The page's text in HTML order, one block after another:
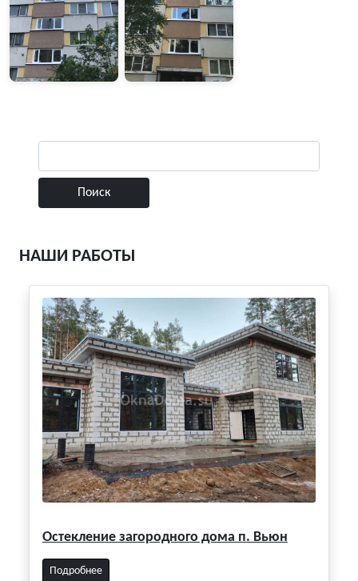
НАШИ РАБОТЫ
Остекление загородного дома п. Вьюн
Подробнее